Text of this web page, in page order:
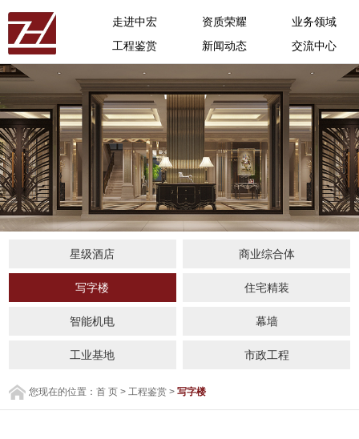
走进中宏 资质荣耀
业务领域
工程鉴赏
新闻动态 交流中心
星级酒店 商业综合体
写字楼 住宅精装
智能机电 幕墙
工业基地 市政工程
您现在的位置：首 页 >工程鉴赏 >写字楼